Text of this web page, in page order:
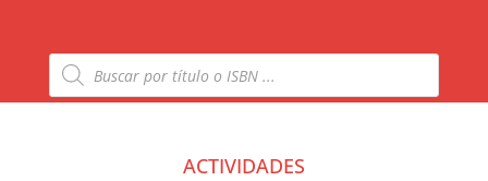
Búsqueda
de
productos
ACTIVIDADES